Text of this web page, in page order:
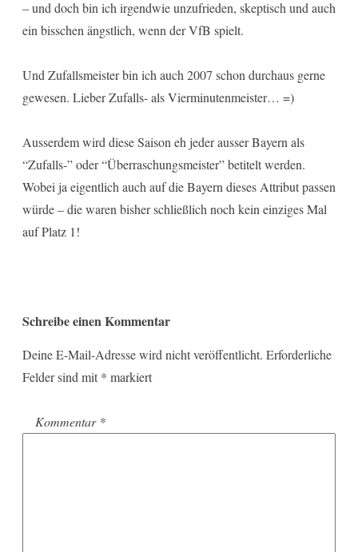
– und doch bin ich irgendwie unzufrieden, skeptisch und auch
ein bisschen ängstlich, wenn der VfB spielt.
Und Zufallsmeister bin ich auch 2007 schon durchaus gerne
gewesen. Lieber Zufalls- als Vierminutenmeister… =)
Ausserdem wird diese Saison eh jeder ausser Bayern als
“Zufalls-” oder “Überraschungsmeister” betitelt werden.
Wobei ja eigentlich auch auf die Bayern dieses Attribut passen
würde – die waren bisher schließlich noch kein einziges Mal
auf Platz 1!
Schreibe einen Kommentar
Deine E-Mail-Adresse wird nicht veröffentlicht. Erforderliche
Felder sind mit * markiert
Kommentar *